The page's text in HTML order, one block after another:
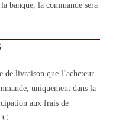
banque, la commande sera
de livraison que l’acheteur
uniquement dans la
aux frais de